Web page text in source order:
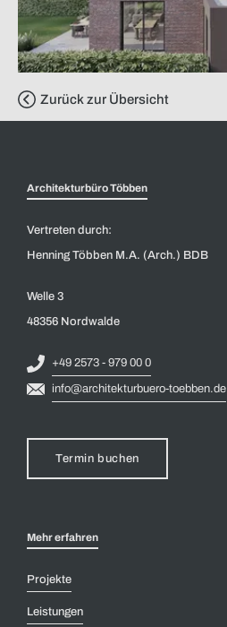
Zurück zur Übersicht
Architekturbüro Többen
Vertreten durch:
Henning Többen M.A. (Arch.) BDB
Welle 3
48356 Nordwalde
+49 2573 - 979 00 0
info@architekturbuero-toebben.de
Termin buchen
Mehr erfahren
Projekte
Leistungen